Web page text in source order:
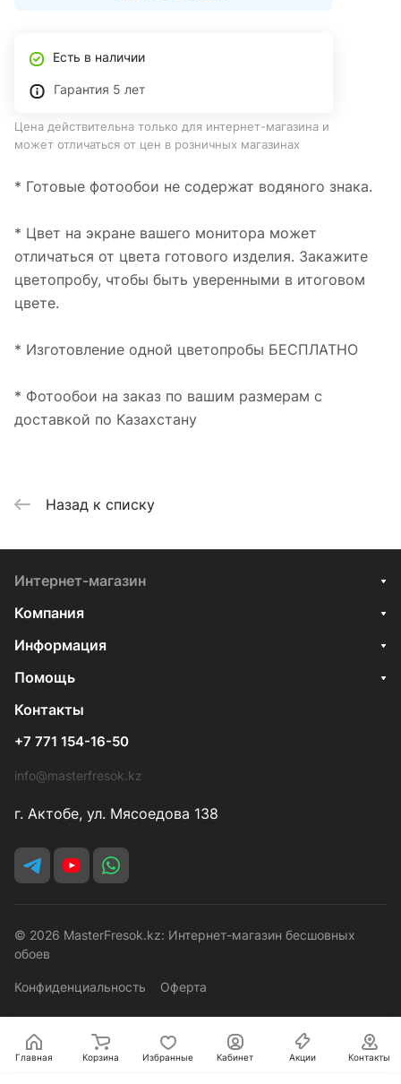
Есть в наличии
Гарантия 5 лет
Цена действительна только для интернет-магазина и
может отличаться от цен в розничных магазинах
* Готовые фотообои не содержат водяного знака.
* Цвет на экране вашего монитора может
отличаться от цвета готового изделия. Закажите
цветопробу, чтобы быть уверенными в итоговом
цвете.
* Изготовление одной цветопробы БЕСПЛАТНО
* Фотообои на заказ по вашим размерам с
доставкой по Казахстану
Назад к списку
Интернет-магазин
Компания
Информация
Помощь
Контакты
+7 771 154-16-50
info@masterfresok.kz
г. Актобе, ул. Мясоедова 138
© 2026 MasterFresok.kz: Интернет-магазин бесшовных
обоев
Конфиденциальность Оферта
Главная Корзина Избранные Кабинет Акции Контакты